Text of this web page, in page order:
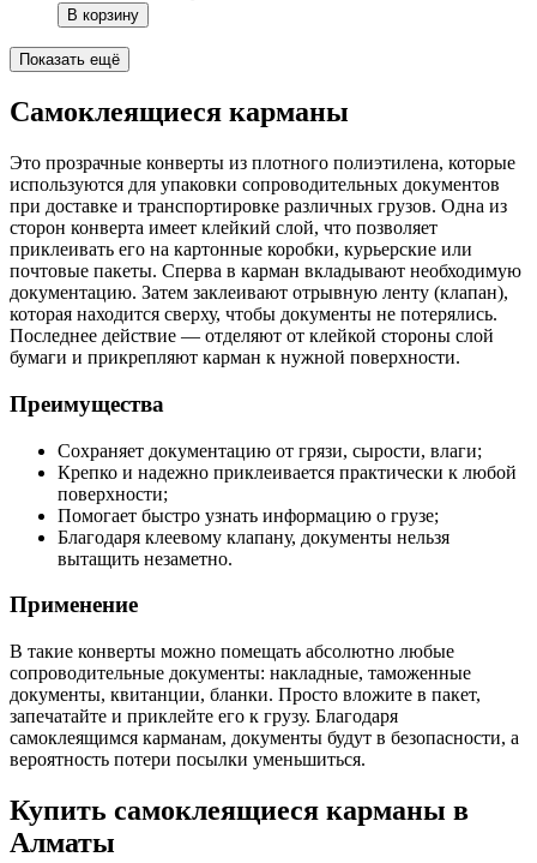
В корзину
Показать ещё
Самоклеящиеся карманы
Это прозрачные конверты из плотного полиэтилена, которые
используются для упаковки сопроводительных документов
при доставке и транспортировке различных грузов. Одна из
сторон конверта имеет клейкий слой, что позволяет
приклеивать его на картонные коробки, курьерские или
почтовые пакеты. Сперва в карман вкладывают необходимую
документацию. Затем заклеивают отрывную ленту (клапан),
которая находится сверху, чтобы документы не потерялись.
Последнее действие — отделяют от клейкой стороны слой
бумаги и прикрепляют карман к нужной поверхности.
Преимущества
Сохраняет документацию от грязи, сырости, влаги;
Крепко и надежно приклеивается практически к любой
поверхности;
Помогает быстро узнать информацию о грузе;
Благодаря клеевому клапану, документы нельзя
вытащить незаметно.
Применение
В такие конверты можно помещать абсолютно любые
сопроводительные документы: накладные, таможенные
документы, квитанции, бланки. Просто вложите в пакет,
запечатайте и приклейте его к грузу. Благодаря
самоклеящимся карманам, документы будут в безопасности, а
вероятность потери посылки уменьшиться.
Купить самоклеящиеся карманы в
Алматы